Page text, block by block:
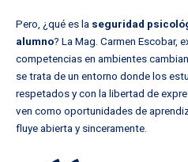
Pero, ¿qué es la seguridad
alumno? La Mag. Carmen Escobar,
competencias en ambientes
se trata de un entorno donde los
respetados y con la libertad de
ven como oportunidades de
fluye abierta y sinceramente.